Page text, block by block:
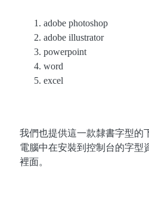
adobe photoshop
adobe illustrator
powerpoint
word
excel
我們也提供這一款隸書字型的
電腦中在安裝到控制台的字型
裡面。